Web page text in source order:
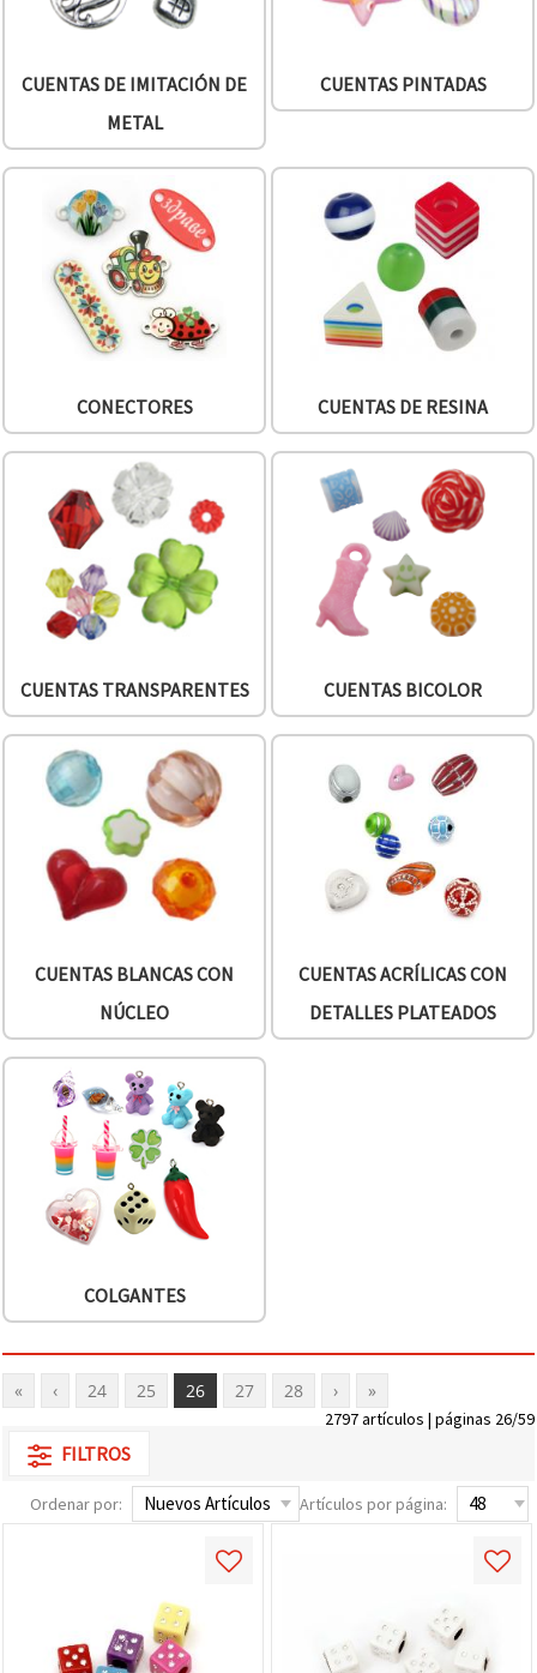
CUENTAS DE IMITACIÓN DE
METAL
CUENTAS PINTADAS
CONECTORES CUENTAS DE RESINA
CUENTAS TRANSPARENTES CUENTAS BICOLOR
CUENTAS BLANCAS CON
NÚCLEO
CUENTAS ACRÍLICAS CON
DETALLES PLATEADOS
COLGANTES
« ‹ 24 25 26 27 28 › »
2797 artículos | páginas 26/59
FILTROS
Ordenar por: Artículos por página: